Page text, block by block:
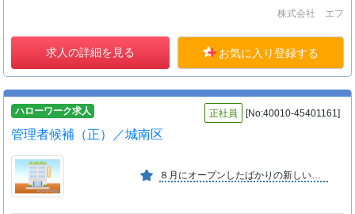
株式会社 エフ
求人の詳細を見る お気に入り登録する
ハローワーク求人 正社員 [No:40010-45401161]
管理者候補（正）／城南区
８月にオープンしたばかりの新しい事業所です。 一緒に笑顔の絶えない地域ナンバー１のデイサービスを作っていきましょう。